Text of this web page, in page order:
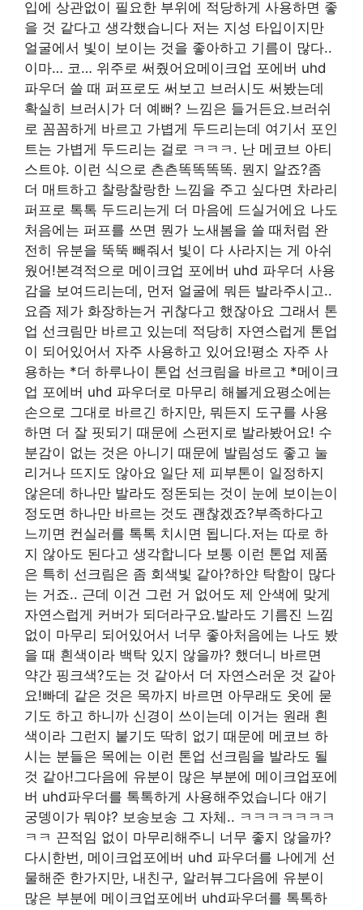
입에 상관없이 필요한 부위에 적당하게 사용하면 좋
을 것 같다고 생각했습니다 저는 지성 타입이지만
얼굴에서 빛이 보이는 것을 좋아하고 기름이 많다..
이마… 코… 위주로 써줬어요메이크업 포에버 uhd
파우더 쓸 때 퍼프로도 써보고 브러시도 써봤는데
확실히 브러시가 더 예뻐? 느낌은 들거든요.브러쉬
로 꼼꼼하게 바르고 가볍게 두드리는데 여기서 포인
트는 가볍게 두드리는 걸로 ㅋㅋㅋ. 난 메코브 아티
스트야. 이런 식으로 츤츤똑똑똑똑. 뭔지 알죠?좀
더 매트하고 찰랑찰랑한 느낌을 주고 싶다면 차라리
퍼프로 톡톡 두드리는게 더 마음에 드실거에요 나도
처음에는 퍼프를 쓰면 뭔가 노새봄을 쓸 때처럼 완
전히 유분을 뚝뚝 빼줘서 빛이 다 사라지는 게 아쉬
웠어!본격적으로 메이크업 포에버 uhd 파우더 사용
감을 보여드리는데, 먼저 얼굴에 뭐든 발라주시고..
요즘 제가 화장하는거 귀찮다고 했잖아요 그래서 톤
업 선크림만 바르고 있는데 적당히 자연스럽게 톤업
이 되어있어서 자주 사용하고 있어요!평소 자주 사
용하는 *더 하루나이 톤업 선크림을 바르고 *메이크
업 포에버 uhd 파우더로 마무리 해볼게요평소에는
손으로 그대로 바르긴 하지만, 뭐든지 도구를 사용
하면 더 잘 핏되기 때문에 스펀지로 발라봤어요! 수
분감이 없는 것은 아니기 때문에 발림성도 좋고 눌
리거나 뜨지도 않아요 일단 제 피부톤이 일정하지
않은데 하나만 발라도 정돈되는 것이 눈에 보이는이
정도면 하나만 바르는 것도 괜찮겠죠?부족하다고
느끼면 컨실러를 톡톡 치시면 됩니다.저는 따로 하
지 않아도 된다고 생각합니다 보통 이런 톤업 제품
은 특히 선크림은 좀 회색빛 같아?하얀 탁함이 많다
는 거죠.. 근데 이건 그런 거 없어도 제 안색에 맞게
자연스럽게 커버가 되더라구요.발라도 기름진 느낌
없이 마무리 되어있어서 너무 좋아처음에는 나도 봤
을 때 흰색이라 백탁 있지 않을까? 했더니 바르면
약간 핑크색?도는 것 같아서 더 자연스러운 것 같아
요!빠데 같은 것은 목까지 바르면 아무래도 옷에 묻
기도 하고 하니까 신경이 쓰이는데 이거는 원래 흰
색이라 그런지 붙기도 딱히 없기 때문에 메코브 하
시는 분들은 목에는 이런 톤업 선크림을 발라도 될
것 같아!그다음에 유분이 많은 부분에 메이크업포에
버 uhd파우더를 톡톡하게 사용해주었습니다 애기
궁뎅이가 뭐야? 보송보송 그 자체.. ㅋㅋㅋㅋㅋㅋㅋ
ㅋㅋ 끈적임 없이 마무리해주니 너무 좋지 않을까?
다시한번, 메이크업포에버 uhd 파우더를 나에게 선
물해준 한가지만, 내친구, 알러뷰그다음에 유분이
많은 부분에 메이크업포에버 uhd파우더를 톡톡하